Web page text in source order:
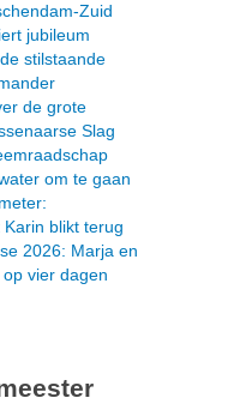
Zuid
jubileum
stilstaande
de grote
Slag
om te gaan
blikt terug
2026: Marja en
vier dagen